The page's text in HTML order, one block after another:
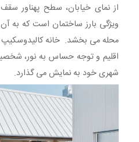
از نمای خیابان، سطح پهناور
ویژگی بارز ساختمان است که به
محله می بخشد. خانه
اقلیم و توجه حساس به نور،
شهری خود به نمایش می گذارد.